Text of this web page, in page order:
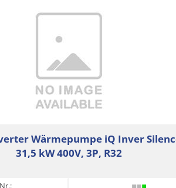
Wärmepumpe iQ Inver
31,5 kW 400V, 3P, R32